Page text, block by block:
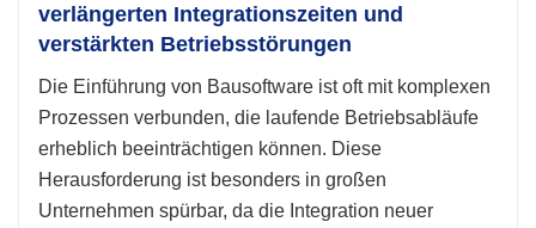
verlängerten Integrationszeiten und
verstärkten Betriebsstörungen
Die Einführung von Bausoftware ist oft mit komplexen
Prozessen verbunden, die laufende Betriebsabläufe
erheblich beeinträchtigen können. Diese
Herausforderung ist besonders in großen
Unternehmen spürbar, da die Integration neuer